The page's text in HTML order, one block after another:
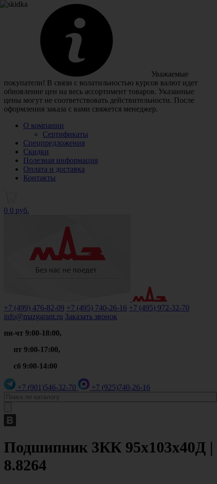
Уважаемые
покупатели! В связи с волатильностью курсов валют идет
обновление цен на весь ассортимент товаров. Указанные
цены могут не соответствовать действительности. После
оформления заказа с вами свяжется менеджер.
О компании
Сертификаты
Спецпредложения
Скидки
Полезная информация
Оплата и доставка
Контакты
0 0 руб.
+7 (499) 476-82-09 +7 (495) 740-26-16 +7 (495) 972-32-70
info@mazgarant.ru Заказать звонок
пн-чт 9:00-18:00,
пт 9:00-17:00,
сб 9:00-14:00
+7 (901)546-32-70 +7 (925)740-26-16
Подшипник 3КК 95х103х40Д |
8.8264